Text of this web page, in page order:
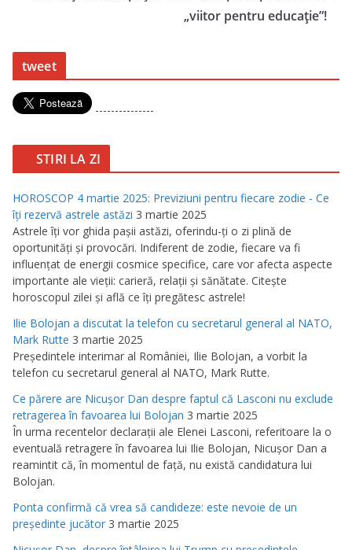
„viitor pentru educație”!
tweet
---------------
STIRI LA ZI
HOROSCOP 4 martie 2025: Previziuni pentru fiecare zodie - Ce
îţi rezervă astrele astăzi 3 martie 2025
Astrele îţi vor ghida paşii astăzi, oferindu-ţi o zi plină de
oportunităţi şi provocări. Indiferent de zodie, fiecare va fi
influenţat de energii cosmice specifice, care vor afecta aspecte
importante ale vieţii: carieră, relaţii şi sănătate. Citeşte
horoscopul zilei şi află ce îţi pregătesc astrele!
Ilie Bolojan a discutat la telefon cu secretarul general al NATO,
Mark Rutte 3 martie 2025
Preşedintele interimar al României, Ilie Bolojan, a vorbit la
telefon cu secretarul general al NATO, Mark Rutte.
Ce părere are Nicuşor Dan despre faptul că Lasconi nu exclude
retragerea în favoarea lui Bolojan 3 martie 2025
În urma recentelor declaraţii ale Elenei Lasconi, referitoare la o
eventuală retragere în favoarea lui Ilie Bolojan, Nicuşor Dan a
reamintit că, în momentul de faţă, nu există candidatura lui
Bolojan.
Ponta confirmă că vrea să candideze: este nevoie de un
preşedinte jucător 3 martie 2025